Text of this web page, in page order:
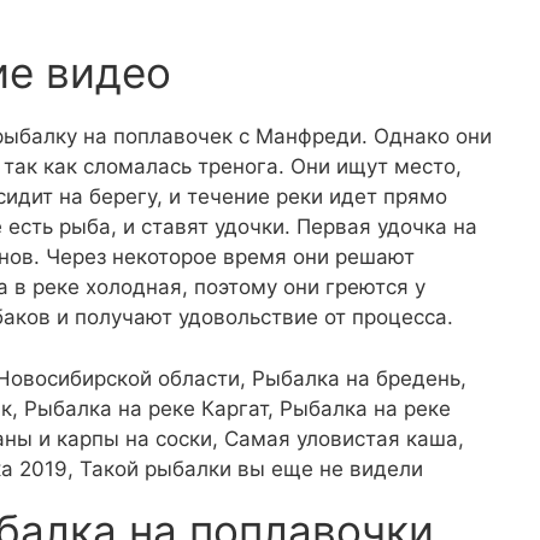
видео
на поплавочек с Манфреди. Однако они
как сломалась тренога. Они ищут место,
на берегу, и течение реки идет прямо
рыба, и ставят удочки. Первая удочка на
Через некоторое время они решают
реке холодная, поэтому они греются у
и получают удовольствие от процесса.
области, Рыбалка на бредень,
Рыбалка на реке Каргат, Рыбалка на реке
и карпы на соски, Самая уловистая каша,
2019, Такой рыбалки вы еще не видели
на поплавочки.